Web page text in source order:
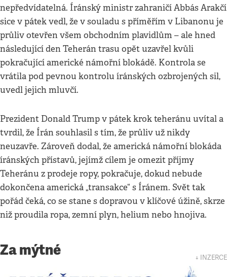
nepředvídatelná. Íránský ministr zahraničí Abbás Arakčí
sice v pátek vedl, že v souladu s příměřím v Libanonu je
průliv otevřen všem obchodním plavidlům – ale hned
následující den Teherán trasu opět uzavřel kvůli
pokračující americké námořní blokádě. Kontrola se
vrátila pod pevnou kontrolu íránských ozbrojených sil,
uvedl jejich mluvčí.
Prezident Donald Trump v pátek krok teheránu uvítal a
tvrdil, že Írán souhlasil s tím, že průliv už nikdy
neuzavře. Zároveň dodal, že americká námořní blokáda
íránských přístavů, jejímž cílem je omezit příjmy
Teheránu z prodeje ropy, pokračuje, dokud nebude
dokončena americká „transakce“ s Íránem. Svět tak
pořád čeká, co se stane s dopravou v klíčové úžině, skrze
niž proudila ropa, zemní plyn, helium nebo hnojiva.
Za mýtné ↓ INZERCE